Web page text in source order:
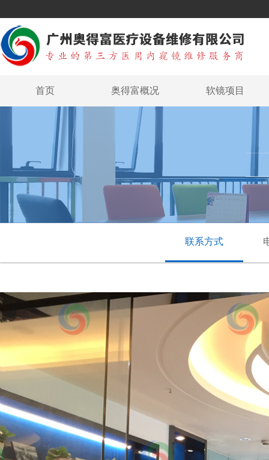
首页 奥得富概况 软镜项目
联系方式